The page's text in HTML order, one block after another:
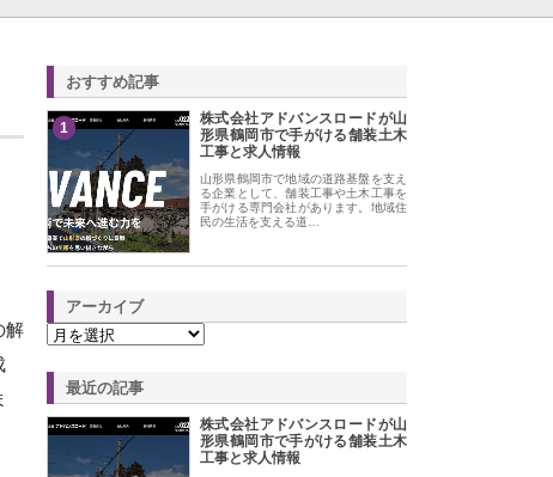
解
おすすめ記事
1
株式会社アドバンスロードが山
形県鶴岡市で手がける舗装土木
工事と求人情報
山形県鶴岡市で地域の道路基盤を支え
る企業として、舗装工事や土木工事を
手がける専門会社があります。地域住
民の生活を支える道…
アーカイブ
最近の記事
株式会社アドバンスロードが山
形県鶴岡市で手がける舗装土木
工事と求人情報